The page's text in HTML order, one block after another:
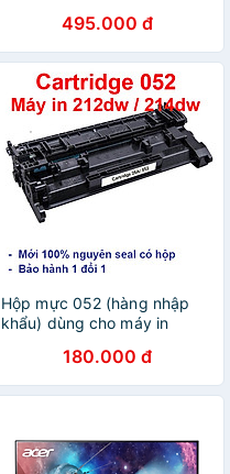
M5035x - Cartridge
Q7570A - 16A mới 100%
[Full Box]
495.000 đ
Hộp mực 052 (hàng nhập
khẩu) dùng cho máy in
214dw, MF426dw,
MF424dw, MF421dw, LBP
215x, MF429x - Cartridge
[Fullbox]
180.000 đ